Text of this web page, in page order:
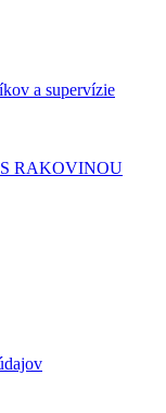
a supervízie
RAKOVINOU